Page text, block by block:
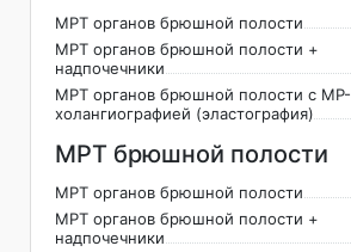
МРТ органов брюшной полости
МРТ органов брюшной полости +
надпочечники
МРТ органов брюшной полости с МР-
холангиографией (эластография)
МРТ брюшной полости
МРТ органов брюшной полости
МРТ органов брюшной полости +
надпочечники